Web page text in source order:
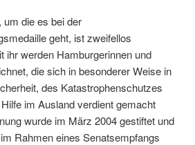
um die es bei der
geht, ist zweifellos
ihr werden Hamburgerinnen und
die sich in besonderer Weise in
des Katastrophenschutzes
im Ausland verdient gemacht
wurde im März 2004 gestiftet und
Rahmen eines Senatsempfangs